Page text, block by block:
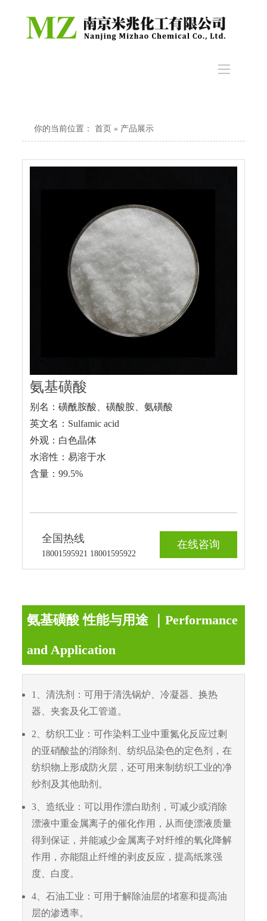
你的当前位置：首页 » 产品展示
氨基磺酸
别名：磺酰胺酸、磺酸胺、氨磺酸
英文名：Sulfamic acid
外观：白色晶体
水溶性：易溶于水
含量：99.5%
全国热线
18001595921 18001595922
在线咨询
氨基磺酸 性能与用途 ｜Performance
and Application
1、清洗剂：可用于清洗锅炉、冷凝器、换热
器、夹套及化工管道。
2、纺织工业：可作染料工业中重氮化反应过剩
的亚硝酸盐的消除剂、纺织品染色的定色剂，在
纺织物上形成防火层，还可用来制纺织工业的净
纱剂及其他助剂。
3、造纸业：可以用作漂白助剂，可减少或消除
漂液中重金属离子的催化作用，从而使漂液质量
得到保证，并能减少金属离子对纤维的氧化降解
作用，亦能阻止纤维的剥皮反应，提高纸浆强
度、白度。
4、石油工业：可用于解除油层的堵塞和提高油
层的渗透率。